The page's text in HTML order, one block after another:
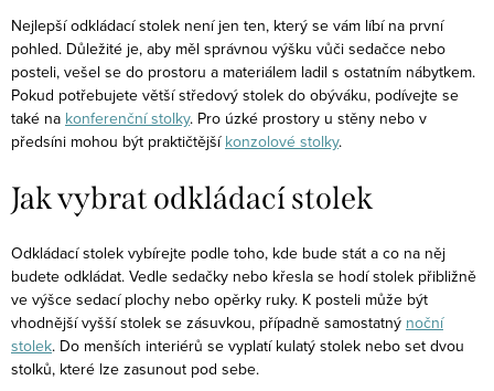
Nejlepší odkládací stolek není jen ten, který se vám líbí na první
pohled. Důležité je, aby měl správnou výšku vůči sedačce nebo
posteli, vešel se do prostoru a materiálem ladil s ostatním nábytkem.
Pokud potřebujete větší středový stolek do obýváku, podívejte se
také na konferenční stolky. Pro úzké prostory u stěny nebo v
předsíni mohou být praktičtější konzolové stolky.
Jak vybrat odkládací stolek
Odkládací stolek vybírejte podle toho, kde bude stát a co na něj
budete odkládat. Vedle sedačky nebo křesla se hodí stolek přibližně
ve výšce sedací plochy nebo opěrky ruky. K posteli může být
vhodnější vyšší stolek se zásuvkou, případně samostatný noční
stolek. Do menších interiérů se vyplatí kulatý stolek nebo set dvou
stolků, které lze zasunout pod sebe.